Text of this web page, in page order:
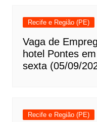
Recife e Região (PE)
Vaga de
hotel Pontes
sexta (05/09/
Recife e Região (PE)